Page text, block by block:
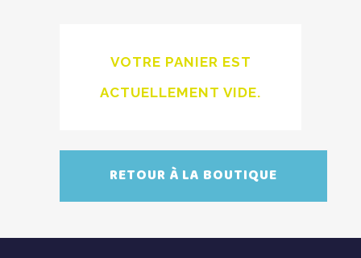
VOTRE PANIER EST
ACTUELLEMENT VIDE.
RETOUR À LA BOUTIQUE